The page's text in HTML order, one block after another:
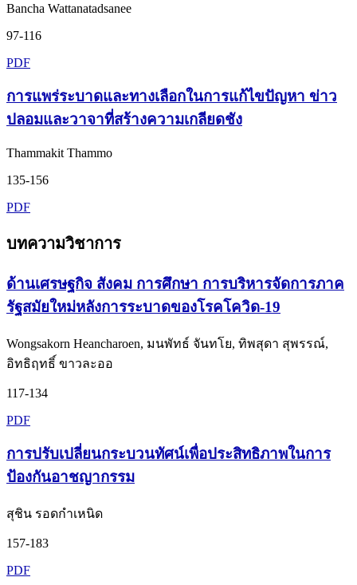
Bancha Wattanatadsanee
97-116
PDF
การแพร่ระบาดและทางเลือกในการแก้ไขปัญหา ข่าว
ปลอมและวาจาที่สร้างความเกลียดชัง
Thammakit Thammo
135-156
PDF
บทความวิชาการ
ด้านเศรษฐกิจ สังคม การศึกษา การบริหารจัดการภาค
รัฐสมัยใหม่หลังการระบาดของโรคโควิด-19
Wongsakorn Heancharoen, มนพัทธ์ จันทโย, ทิพสุดา สุพรรณ์,
อิทธิฤทธิ์ ขาวละออ
117-134
PDF
การปรับเปลี่ยนกระบวนทัศน์เพื่อประสิทธิภาพในการ
ป้องกันอาชญากรรม
สุชิน รอดกำเหนิด
157-183
PDF